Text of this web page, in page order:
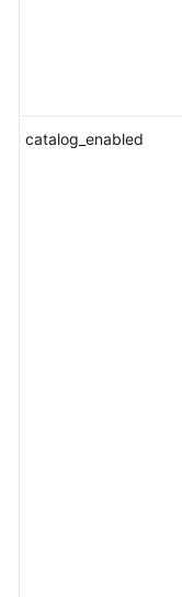
catalog_enabled